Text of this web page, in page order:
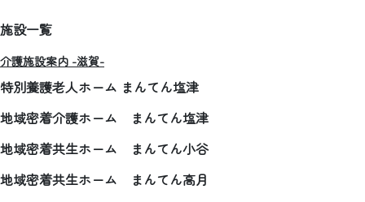
施設一覧
介護施設案内 -滋賀-
特別養護老人ホーム まんてん塩津
地域密着介護ホーム まんてん塩津
地域密着共生ホーム まんてん小谷
地域密着共生ホーム まんてん高月